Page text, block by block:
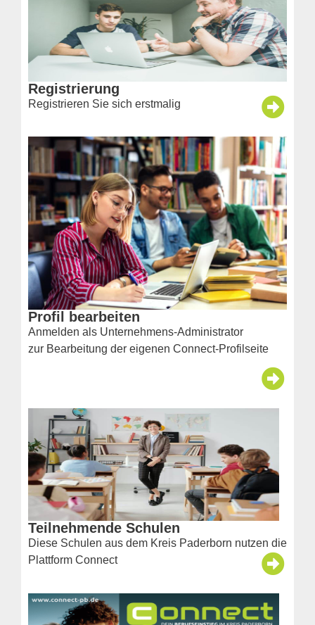
Registrierung
Registrieren Sie sich erstmalig
Profil bearbeiten
Anmelden als Unternehmens-Administrator
zur Bearbeitung der eigenen Connect-Profilseite
Teilnehmende Schulen
Diese Schulen aus dem Kreis Paderborn nutzen die
Plattform Connect